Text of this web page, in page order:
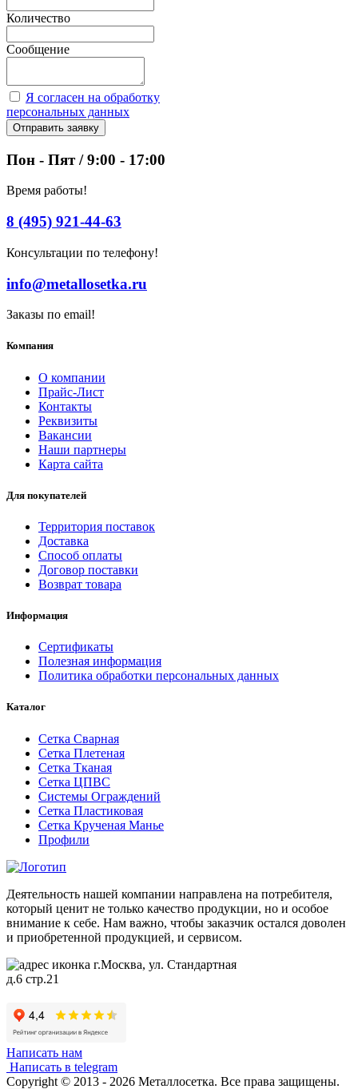
Количество
Сообщение
Я согласен на обработку
персональных данных
Отправить заявку
Пон - Пят / 9:00 - 17:00
Время работы!
8 (495) 921-44-63
Консультации по телефону!
info@metallosetka.ru
Заказы по email!
Компания
О компании
Прайс-Лист
Контакты
Реквизиты
Вакансии
Наши партнеры
Карта сайта
Для покупателей
Территория поставок
Доставка
Способ оплаты
Договор поставки
Возврат товара
Информация
Сертификаты
Полезная информация
Политика обработки персональных данных
Каталог
Сетка Сварная
Сетка Плетеная
Сетка Тканая
Сетка ЦПВС
Системы Ограждений
Сетка Пластиковая
Сетка Крученая Манье
Профили
Деятельность нашей компании направлена на потребителя,
который ценит не только качество продукции, но и особое
внимание к себе. Нам важно, чтобы заказчик остался доволен
и приобретенной продукцией, и сервисом.
г.Москва, ул. Стандартная
д.6 стр.21
Написать нам
Написать в telegram
Copyright © 2013 - 2026 Металлосетка. Все права защищены.